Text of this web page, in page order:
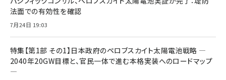
法面での有効性を確認
7月24日 19:03
特集【第1部 その1】日本政府のペロブスカイト太陽電池戦略 ―
2040年20GW目標と、官民一体で進む本格実装へのロードマップ
―